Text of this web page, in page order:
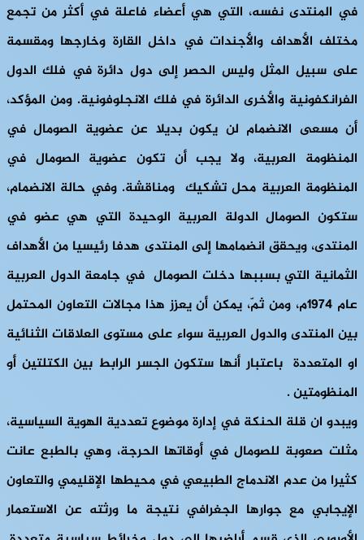
في المنتدى نفسه، التي هي أعضاء فاعلة في أكثر من تجمع
مختلف الأهداف والأجندات في داخل القارة وخارجها ومقسمة
على سبيل المثل وليس الحصر إلى دول دائرة في فلك الدول
الفرانكفونية والأخرى الدائرة في فلك الانجلوفونية. ومن المؤكد،
أن مسعى الانضمام لن يكون بديلا عن عضوية الصومال في
المنظومة العربية، ولا يجب أن تكون عضوية الصومال في
المنظومة العربية محل تشكيك ومناقشة. وفي حالة الانضمام،
ستكون الصومال الدولة العربية الوحيدة التي هي عضو في
المنتدى، ويحقق انضمامها إلى المنتدى هدفا رئيسيا من الأهداف
الثمانية التي بسببها دخلت الصومال في جامعة الدول العربية
عام 1974م، ومن ثمّ، يمكن أن يعزز هذا مجالات التعاون المحتمل
بين المنتدى والدول العربية سواء على مستوى العلاقات الثنائية
او المتعددة باعتبار أنها ستكون الجسر الرابط بين الكتلتين أو
المنظومتين .
ويبدو ان قلة الحنكة في إدارة موضوع تعددية الهوية السياسية،
مثلت صعوبة للصومال في أوقاتها الحرجة، وهي بالطبع عانت
كثيرا من عدم الاندماج الطبيعي في محيطها الإقليمي والتعاون
الإيجابي مع جوارها الجغرافي نتيجة ما ورثته عن الاستعمار